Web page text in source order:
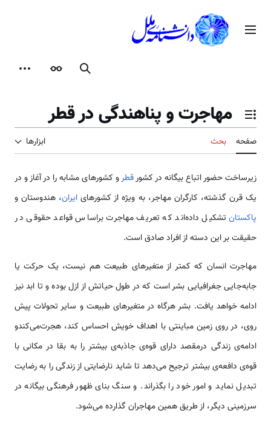
محتوامنوی اصلی
جستجوظاهر
تغییر وضعیت فهرست محتویات
مهاجرت و پناهندگی در قطر
صفحه بحث ابزارها
زیرساخت حضور اتباع بیگانه در کشورقطرو کشورهای مشابه را در آغاز و در
یک قرن گذشته، کارگران مهاجر، به ویژه از کشورهای ایران، هندوستان و
پاکستان تشکیل داده‌اند که تعریف مهاجرت براساس قواعد حقوقی در
حقیقت بر این دسته از افراد صادق است.
مهاجرت انسان که کمتر از متغیرهای طبیعت هم نیست، یک حرکت یا
جابه‌جایی جغرافیایی بشر است که در طول حیاتش از ازل بوده و تا ابد نیز
ادامه خواهد یافت. بشر هرگاه در متغیرهای طبیعت و سایر تحولات پیش
روی، در روی زمین مباینتی با اهداف خویش احساس کند، هجرت‌می‌کندو
ادامه‌ی زندگی درمقصد دارای قوه‌ی جاذبه‌ی بیشتر را به بقا در مکانی با
قوه‌ی دافعه‌ی بیشتر ترجیح می‌دهد تا شاید نارضایتی از زندگی را به رضایت
تبدیل نماید و امور خود را بگذراند. و سنگ بنای ظهور فرهنگی بیگانه در
سرزمینی دیگر، از طریق همین مهاجران گذارده می‌شود.